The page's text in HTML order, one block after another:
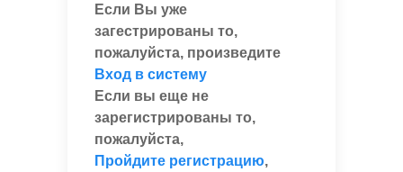
Если Вы уже
загестрированы то,
пожалуйста, произведите
Вход в систему
Если вы еще не
зарегистрированы то,
пожалуйста,
Пройдите регистрацию,